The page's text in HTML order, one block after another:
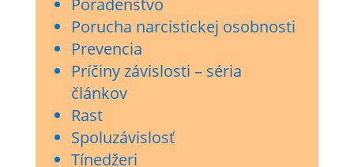
Poradenstvo
Porucha narcistickej osobnosti
Prevencia
Príčiny závislosti – séria
článkov
Rast
Spoluzávislosť
Tínedžeri